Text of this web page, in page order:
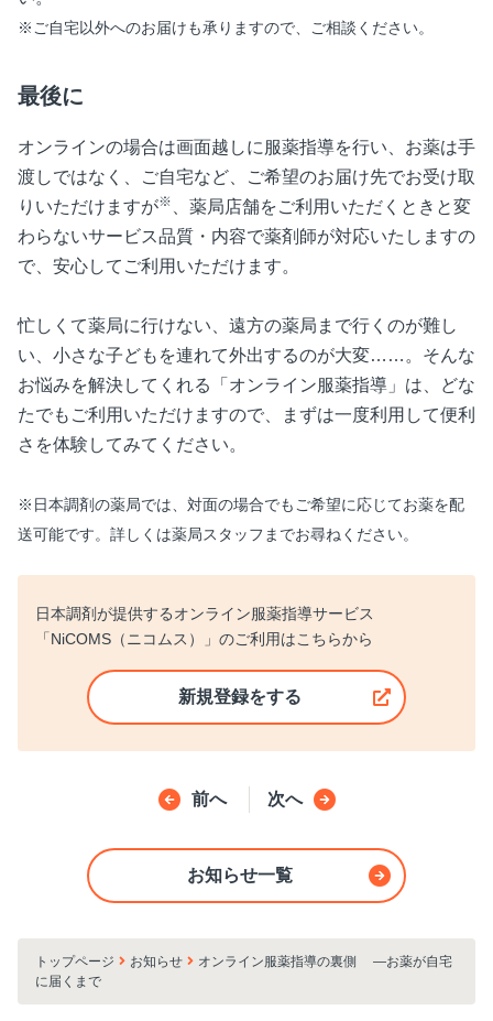
※ご自宅以外へのお届けも承りますので、ご相談ください。
最後に
オンラインの場合は画面越しに服薬指導を行い、お薬は手
渡しではなく、ご自宅など、ご希望のお届け先でお受け取
りいただけますが※
、薬局店舗をご利用いただくときと変
わらないサービス品質・内容で薬剤師が対応いたしますの
で、安心してご利用いただけます。
忙しくて薬局に行けない、遠方の薬局まで行くのが難し
い、小さな子どもを連れて外出するのが大変……。そんな
お悩みを解決してくれる「オンライン服薬指導」は、どな
たでもご利用いただけますので、まずは一度利用して便利
さを体験してみてください。
※日本調剤の薬局では、対面の場合でもご希望に応じてお薬を配
送可能です。詳しくは薬局スタッフまでお尋ねください。
日本調剤が提供するオンライン服薬指導サービス
「NiCOMS（ニコムス）」のご利用はこちらから
新規登録をする
前へ 次へ
お知らせ一覧
トップページ お知らせ
オンライン服薬指導の裏側 ―お薬が自宅
に届くまで